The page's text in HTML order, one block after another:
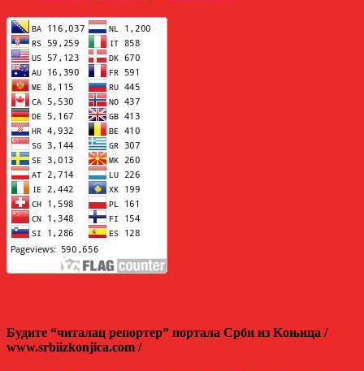
Будите “читалац репортер” портала Срби из Kоњица /
www.srbiizkonjica.com /